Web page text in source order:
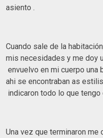
asiento .
Cuando sale de la
mis necesidades y me doy
envuelvo en mi cuerpo una
ahi se encontraban as
indicaron todo lo que tengo
Una vez que terminaron